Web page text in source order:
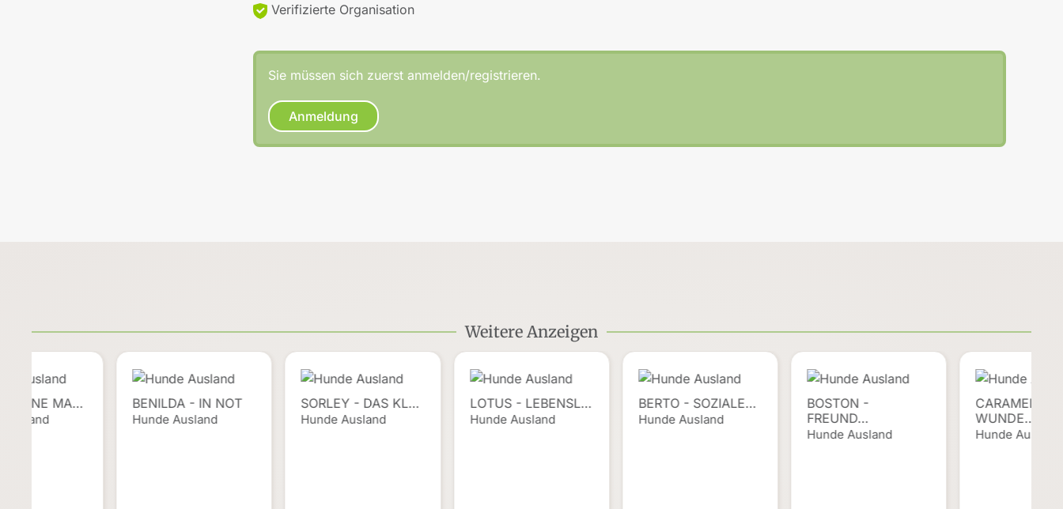
Verifizierte Organisation
Sie müssen sich zuerst anmelden/registrieren.
Anmeldung
Weitere Anzeigen
BENILDA - IN NOT
Hunde Ausland
SORLEY - DAS KL…
Hunde Ausland
LOTUS - LEBENSL…
Hunde Ausland
BERTO - SOZIALE…
Hunde Ausland
BOSTON -
FREUND…
Hunde Ausland
CARAMEL -
WUNDE…
Hunde Ausland
KLEINE MA…
Ausland